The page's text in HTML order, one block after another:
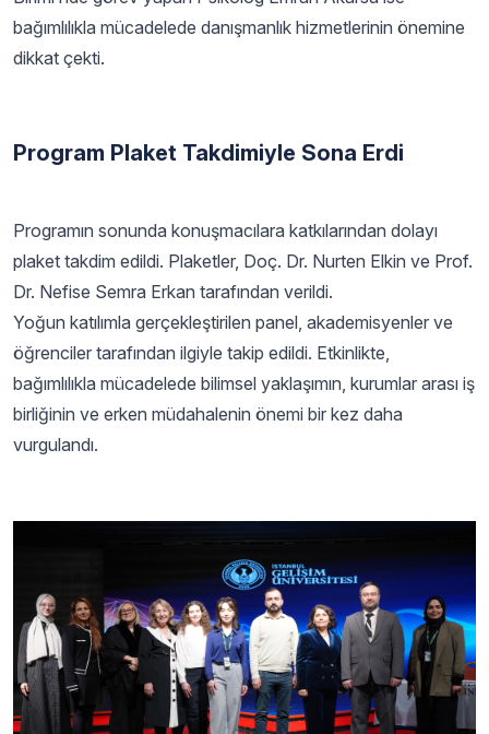
bağımlılıkla mücadelede danışmanlık hizmetlerinin önemine
dikkat çekti.
Program Plaket Takdimiyle Sona Erdi
Programın sonunda konuşmacılara katkılarından dolayı
plaket takdim edildi. Plaketler, Doç. Dr. Nurten Elkin ve Prof.
Dr. Nefise Semra Erkan tarafından verildi.
Yoğun katılımla gerçekleştirilen panel, akademisyenler ve
öğrenciler tarafından ilgiyle takip edildi. Etkinlikte,
bağımlılıkla mücadelede bilimsel yaklaşımın, kurumlar arası iş
birliğinin ve erken müdahalenin önemi bir kez daha
vurgulandı.